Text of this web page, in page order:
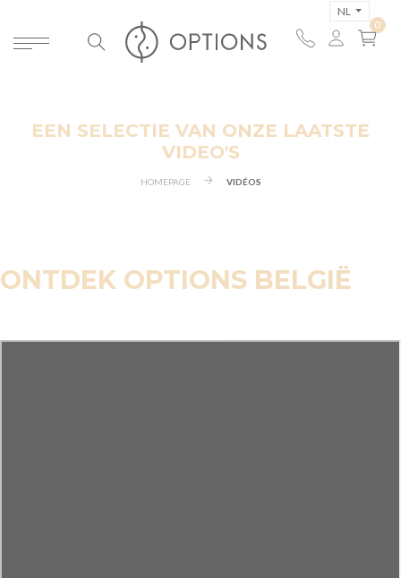
NL
EEN SELECTIE VAN ONZE LAATSTE
VIDEO'S
HOMEPAGE VIDÉOS
ONTDEK OPTIONS BELGIË